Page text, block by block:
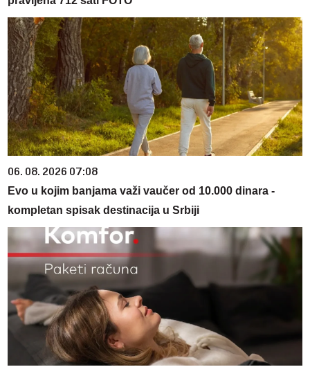
06. 08. 2026 07:08
Evo u kojim banjama važi vaučer od 10.000 dinara -
kompletan spisak destinacija u Srbiji